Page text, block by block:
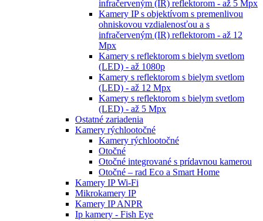
infračerveným (IR) reflektorom - až 5 Mpx
Kamery IP s objektívom s premenlivou
ohniskovou vzdialenosťou a s
infračerveným (IR) reflektorom - až 12
Mpx
Kamery s reflektorom s bielym svetlom
(LED) - až 1080p
Kamery s reflektorom s bielym svetlom
(LED) - až 12 Mpx
Kamery s reflektorom s bielym svetlom
(LED) - až 5 Mpx
Ostatné zariadenia
Kamery rýchlootočné
Kamery rýchlootočné
Otočné
Otočné integrované s prídavnou kamerou
Otočné – rad Eco a Smart Home
Kamery IP Wi-Fi
Mikrokamery IP
Kamery IP ANPR
Ip kamery - Fish Eye